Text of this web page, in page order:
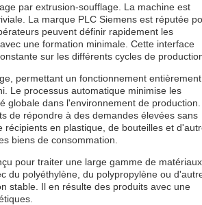
par extrusion-soufflage. La machine est
La marque PLC Siemens est réputée
peuvent définir rapidement les
une formation minimale. Cette interface
sur les différents cycles de
permettant un fonctionnement entièrement
Le processus automatique minimise les
dans l'environnement de production.
de répondre à des demandes élevées sans
en plastique, de bouteilles et
biens de consommation.
pour traiter une large gamme de matériaux
du polyéthylène, du polypropylène ou
stable. Il en résulte des produits avec une